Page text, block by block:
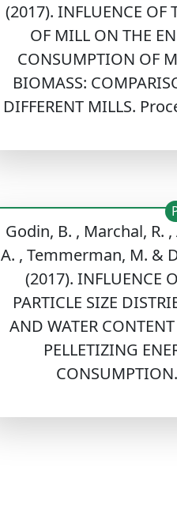
(2017). INFLUENCE OF
OF MILL ON THE
CONSUMPTION OF
BIOMASS:
DIFFERENT MILLS.
Godin, B. , Marchal, R.
A. , Temmerman, M. &
(2017). INFLUENCE
PARTICLE SIZE
AND WATER
PELLETIZING